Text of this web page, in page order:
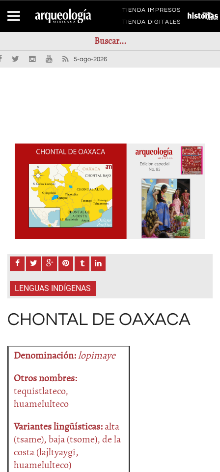
TIENDA IMPRESOS
TIENDA DIGITALES
5-ago-2026
LENGUAS INDÍGENAS
CHONTAL DE OAXACA
Denominación:lopimaye
Otros nombres:
tequistlateco,
huamelulteco
Variantes lingüísticas:alta
(tsame), baja (tsome), de la
costa (lajltyaygi,
huamelulteco)